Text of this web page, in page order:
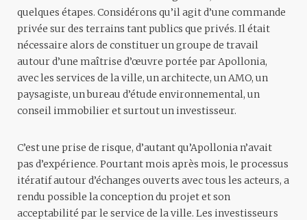
quelques étapes. Considérons qu’il agit d’une commande
privée sur des terrains tant publics que privés. Il était
nécessaire alors de constituer un groupe de travail
autour d’une maîtrise d’œuvre portée par Apollonia,
avec les services de la ville, un architecte, un AMO, un
paysagiste, un bureau d’étude environnemental, un
conseil immobilier et surtout un investisseur.
C’est une prise de risque, d’autant qu’Apollonia n’avait
pas d’expérience. Pourtant mois après mois, le processus
itératif autour d’échanges ouverts avec tous les acteurs, a
rendu possible la conception du projet et son
acceptabilité par le service de la ville. Les investisseurs